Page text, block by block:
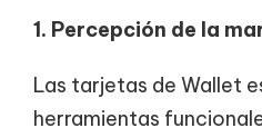
1. Percepción de la
Las tarjetas de Wallet
herramientas